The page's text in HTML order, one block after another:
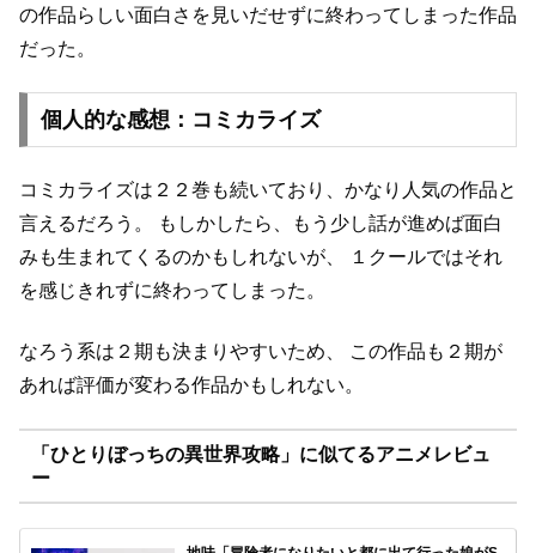
の作品らしい面白さを見いだせずに終わってしまった作品
だった。
個人的な感想：コミカライズ
コミカライズは２２巻も続いており、かなり人気の作品と
言えるだろう。
もしかしたら、もう少し話が進めば面白
みも生まれてくるのかもしれないが、
１クールではそれ
を感じきれずに終わってしまった。
なろう系は２期も決まりやすいため、
この作品も２期が
あれば評価が変わる作品かもしれない。
「ひとりぼっちの異世界攻略」に似てるアニメレビュ
ー